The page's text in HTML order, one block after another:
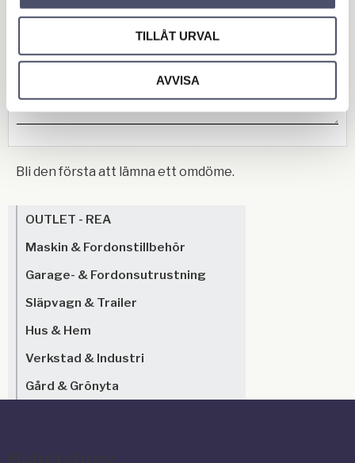
TILLÅT URVAL
AVVISA
Bli den första att lämna ett omdöme.
OUTLET - REA
Maskin & Fordonstillbehör
Garage- & Fordonsutrustning
Släpvagn & Trailer
Hus & Hem
Verkstad & Industri
Gård & Grönyta